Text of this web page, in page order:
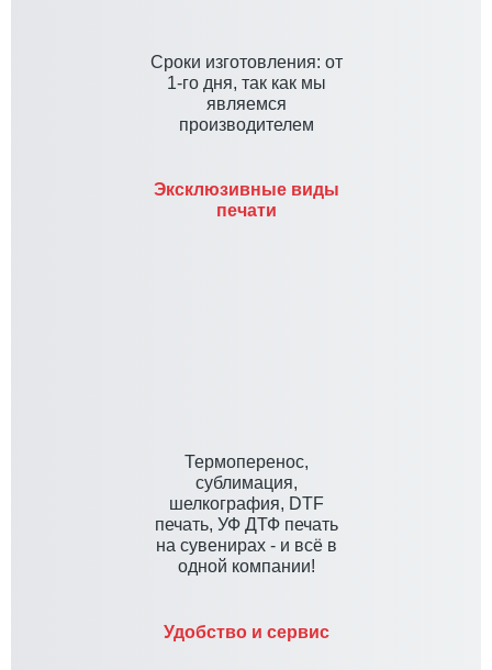
Cроки изготовления: от
1-го дня, так как мы
являемся
производителем
Эксклюзивные виды
печати
Термоперенос,
сублимация,
шелкография, DTF
печать, УФ ДТФ печать
на сувенирах - и всё в
одной компании!
Удобство и сервис